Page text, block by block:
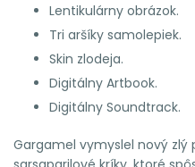
Lentikulárny obrázok.
Tri aršíky samolepiek.
Skin zlodeja.
Digitálny Artbook.
Digitálny Soundtrack.
Gargamel vymyslel nový zlý